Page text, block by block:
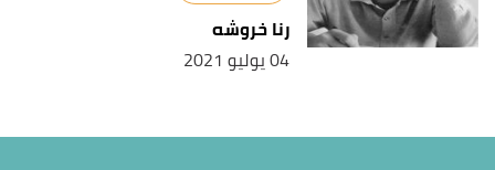
رنا خروشه
04 يوليو 2021